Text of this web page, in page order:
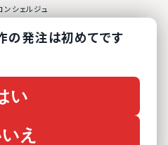
の発注は初めてです
い
え